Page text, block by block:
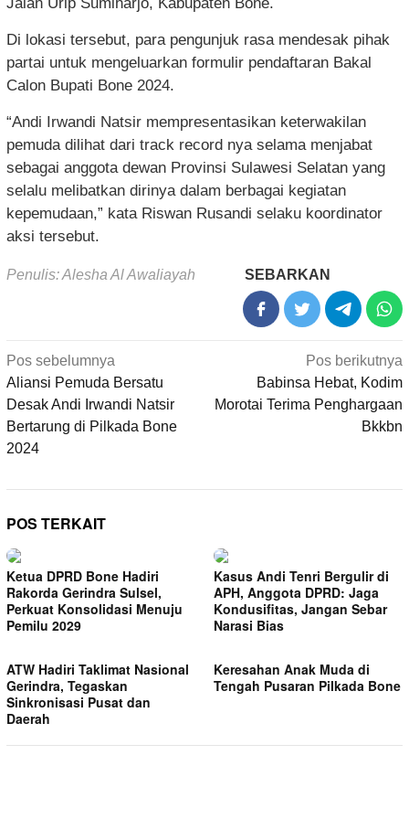
Di lokasi tersebut, para pengunjuk rasa mendesak pihak
partai untuk mengeluarkan formulir pendaftaran Bakal
Calon Bupati Bone 2024.
“Andi Irwandi Natsir mempresentasikan keterwakilan
pemuda dilihat dari track record nya selama menjabat
sebagai anggota dewan Provinsi Sulawesi Selatan yang
selalu melibatkan dirinya dalam berbagai kegiatan
kepemudaan,” kata Riswan Rusandi selaku koordinator
aksi tersebut.
Penulis: Alesha Al Awaliayah SEBARKAN
Navigasi
pos
Pos sebelumnya
Aliansi Pemuda Bersatu
Desak Andi Irwandi Natsir
Bertarung di Pilkada Bone
2024
Pos berikutnya
Babinsa Hebat, Kodim
Morotai Terima Penghargaan
Bkkbn
POS TERKAIT
Ketua DPRD Bone Hadiri
Rakorda Gerindra Sulsel,
Perkuat Konsolidasi Menuju
Pemilu 2029
Kasus Andi Tenri Bergulir di
APH, Anggota DPRD: Jaga
Kondusifitas, Jangan Sebar
Narasi Bias
ATW Hadiri Taklimat Nasional
Gerindra, Tegaskan
Sinkronisasi Pusat dan
Daerah
Keresahan Anak Muda di
Tengah Pusaran Pilkada Bone